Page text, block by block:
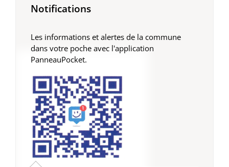
Notifications
Les informations et alertes de la commune
dans votre poche avec l'application
PanneauPocket.